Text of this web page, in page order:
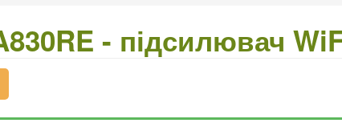
- підсилювач